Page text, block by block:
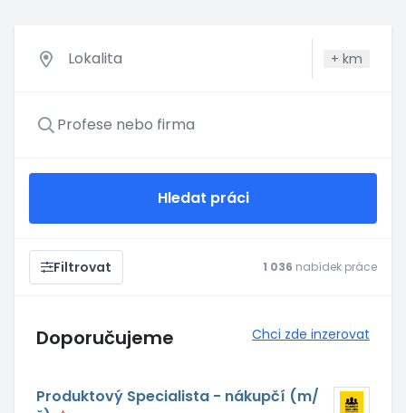
+ km
Hledat práci
Filtrovat 1 036 nabídek práce
Doporučujeme Chci zde inzerovat
Produktový Specialista - nákupčí (m/